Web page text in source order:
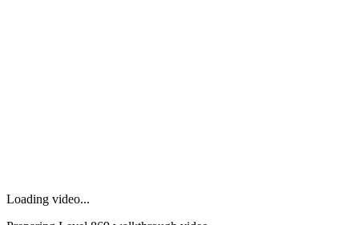
Loading video...